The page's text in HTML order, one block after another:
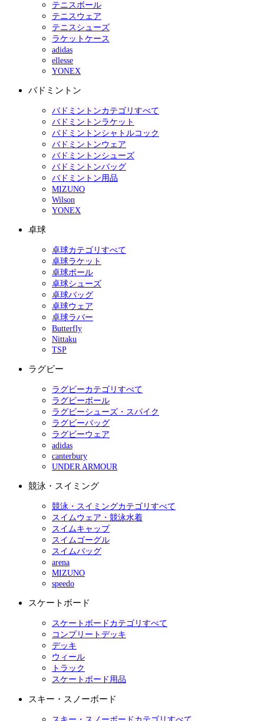
テニスボール
テニスウェア
テニスシューズ
ラケットケース
adidas
ellesse
YONEX
バドミントン
バドミントンカテゴリすべて
バドミントンラケット
バドミントンシャトルコック
バドミントンウェア
バドミントンシューズ
バドミントンバッグ
バドミントン用品
MIZUNO
Wilson
YONEX
卓球
卓球カテゴリすべて
卓球ラケット
卓球ボール
卓球シューズ
卓球バッグ
卓球ウェア
卓球ラバー
Butterfly
Nittaku
TSP
ラグビー
ラグビーカテゴリすべて
ラグビーボール
ラグビーシューズ・スパイク
ラグビーバッグ
ラグビーウェア
adidas
canterbury
UNDER ARMOUR
競泳・スイミング
競泳・スイミングカテゴリすべて
スイムウェア・競泳水着
スイムキャップ
スイムゴーグル
スイムバッグ
arena
MIZUNO
speedo
スケートボード
スケートボードカテゴリすべて
コンプリートデッキ
デッキ
ウィール
トラック
スケートボード用品
スキー・スノーボード